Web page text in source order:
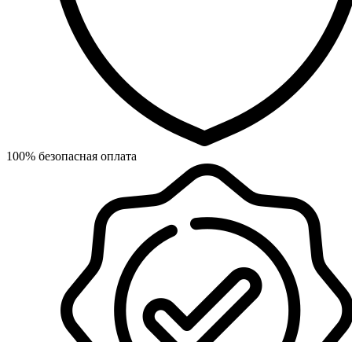
100% безопасная оплата